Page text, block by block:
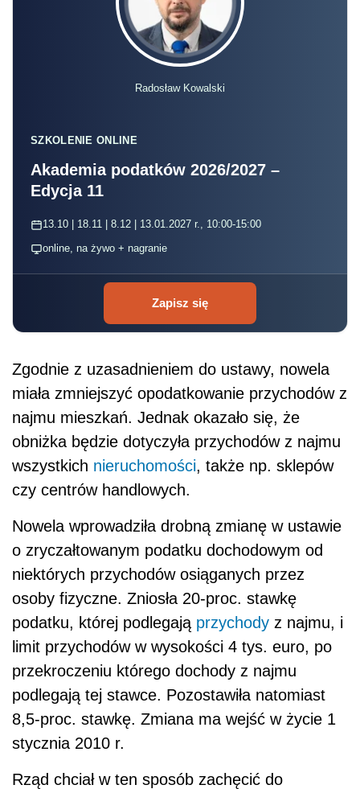
Radosław Kowalski
SZKOLENIE ONLINE
Akademia podatków 2026/2027 –
Edycja 11
13.10 | 18.11 | 8.12 | 13.01.2027 r., 10:00-15:00
online, na żywo + nagranie
Zapisz się
Zgodnie z uzasadnieniem do ustawy, nowela
miała zmniejszyć opodatkowanie przychodów z
najmu mieszkań. Jednak okazało się, że
obniżka będzie dotyczyła przychodów z najmu
wszystkich nieruchomości, także np. sklepów
czy centrów handlowych.
Nowela wprowadziła drobną zmianę w ustawie
o zryczałtowanym podatku dochodowym od
niektórych przychodów osiąganych przez
osoby fizyczne. Zniosła 20-proc. stawkę
podatku, której podlegają przychody z najmu, i
limit przychodów w wysokości 4 tys. euro, po
przekroczeniu którego dochody z najmu
podlegają tej stawce. Pozostawiła natomiast
8,5-proc. stawkę. Zmiana ma wejść w życie 1
stycznia 2010 r.
Rząd chciał w ten sposób zachęcić do